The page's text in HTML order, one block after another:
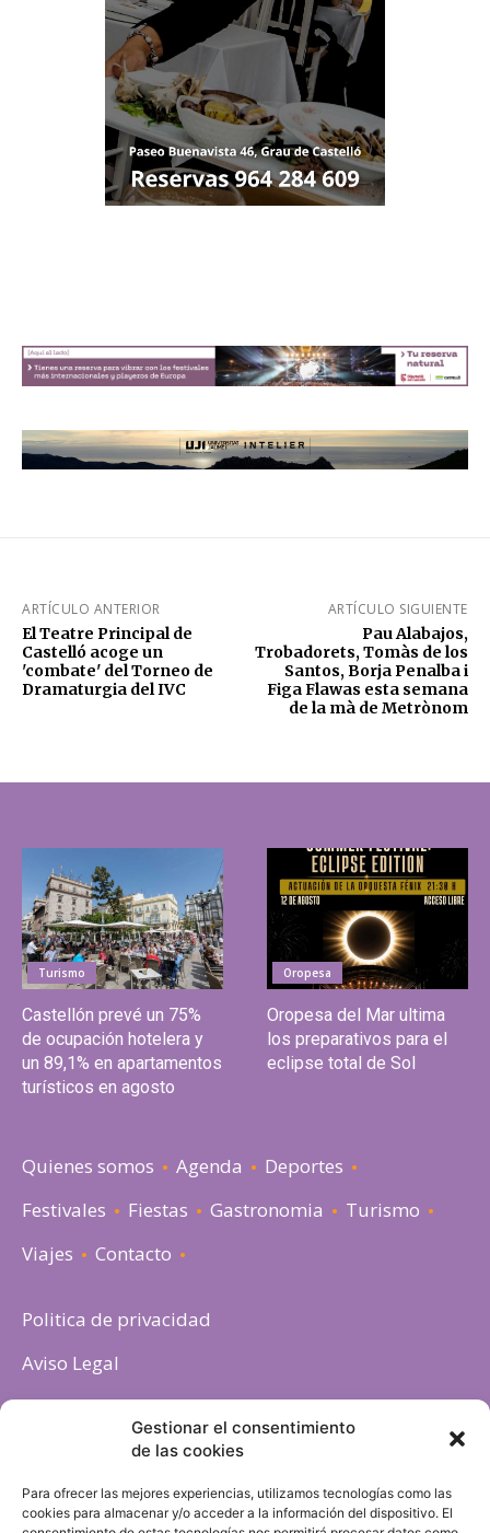
Gestionar el consentimiento
de las cookies
Para ofrecer las mejores experiencias, utilizamos tecnologías como las
cookies para almacenar y/o acceder a la información del dispositivo. El
ARTÍCULO ANTERIOR
El Teatre Principal de
Castelló acoge un
'combate' del Torneo de
Dramaturgia del IVC
ARTÍCULO SIGUIENTE
Pau Alabajos,
Trobadorets, Tomàs de los
Santos, Borja Penalba i
Figa Flawas esta semana
de la mà de Metrònom
Turismo
Castellón prevé un 75%
de ocupación hotelera y
un 89,1% en apartamentos
turísticos en agosto
Oropesa
Oropesa del Mar ultima
los preparativos para el
eclipse total de Sol
Quienes somos Agenda
Deportes
Festivales
Fiestas Gastronomia
Turismo
Viajes
Contacto
Politica de privacidad
Aviso Legal
Política de cookies